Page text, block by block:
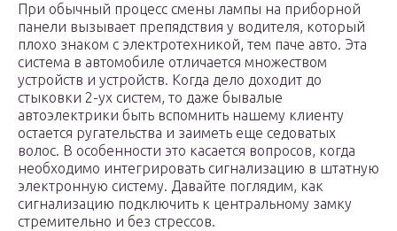
При обычный процесс смены лампы на приборной
панели вызывает препядствия у водителя, который
плохо знаком с электротехникой, тем паче авто. Эта
система в автомобиле отличается множеством
устройств и устройств. Когда дело доходит до
стыковки 2-ух систем, то даже бывалые
автоэлектрики быть вспомнить нашему клиенту
остается ругательства и заиметь еще седоватых
волос. В особенности это касается вопросов, когда
необходимо интегрировать сигнализацию в штатную
электронную систему. Давайте поглядим, как
сигнализацию подключить к центральному замку
стремительно и без стрессов.